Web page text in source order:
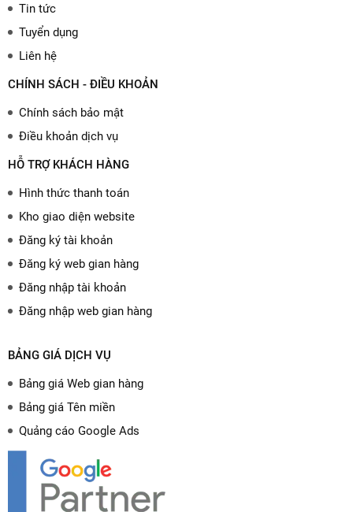
Tin tức
Tuyển dụng
Liên hệ
CHÍNH SÁCH - ĐIỀU KHOẢN
Chính sách bảo mật
Điều khoản dịch vụ
HỖ TRỢ KHÁCH HÀNG
Hình thức thanh toán
Kho giao diện website
Đăng ký tài khoản
Đăng ký web gian hàng
Đăng nhập tài khoản
Đăng nhập web gian hàng
BẢNG GIÁ DỊCH VỤ
Bảng giá Web gian hàng
Bảng giá Tên miền
Quảng cáo Google Ads